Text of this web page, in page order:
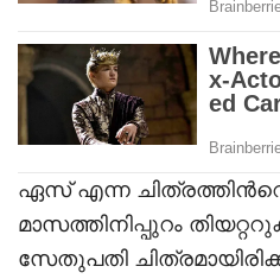
ഏസ് എന്ന ചിത്രത്തിൻറെ
മാസത്തിനിപ്പുറം
സേതുപതി